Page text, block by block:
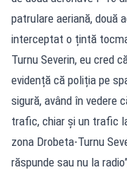
patrulare aeriană, două
interceptat o țintă
Turnu Severin, eu cred
evidență că poliția pe
sigură, având în vedere
trafic, chiar și un trafic
zona Drobeta-Turnu
răspunde sau nu la